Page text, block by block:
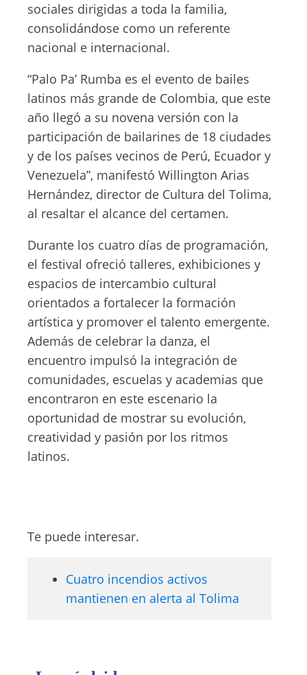
sociales dirigidas a toda la familia,
consolidándose como un referente
nacional e internacional.
“Palo Pa’ Rumba es el evento de bailes
latinos más grande de Colombia, que este
año llegó a su novena versión con la
participación de bailarines de 18 ciudades
y de los países vecinos de Perú, Ecuador y
Venezuela”, manifestó Willington Arias
Hernández, director de Cultura del Tolima,
al resaltar el alcance del certamen.
Durante los cuatro días de programación,
el festival ofreció talleres, exhibiciones y
espacios de intercambio cultural
orientados a fortalecer la formación
artística y promover el talento emergente.
Además de celebrar la danza, el
encuentro impulsó la integración de
comunidades, escuelas y academias que
encontraron en este escenario la
oportunidad de mostrar su evolución,
creatividad y pasión por los ritmos
latinos.
Te puede interesar.
Cuatro incendios activos
mantienen en alerta al Tolima